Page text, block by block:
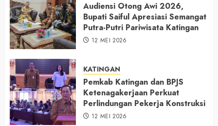
Audiensi Otong Awi 2026,
Bupati Saiful Apresiasi Semangat
Putra-Putri Pariwisata Katingan
12 MEI 2026
KATINGAN
Pemkab Katingan dan BPJS
Ketenagakerjaan Perkuat
Perlindungan Pekerja Konstruksi
12 MEI 2026